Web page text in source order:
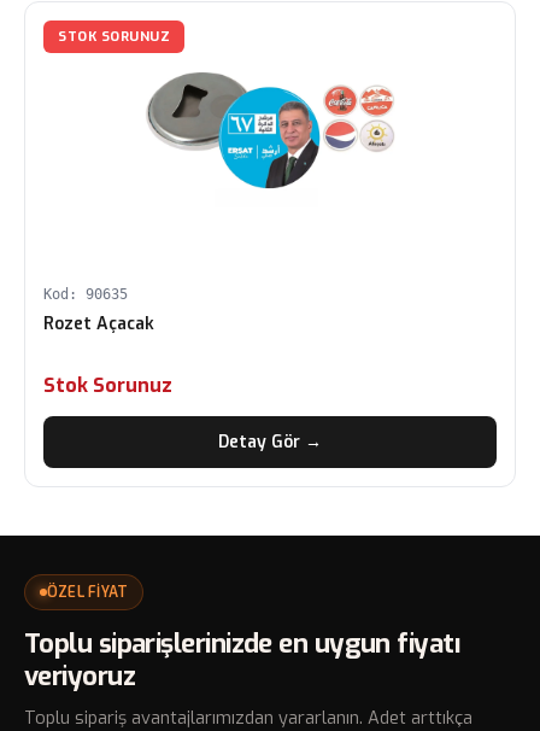
STOK SORUNUZ
Kod: 90635
Rozet Açacak
Stok Sorunuz
Detay Gör →
ÖZEL FİYAT
Toplu siparişlerinizde en uygun fiyatı
veriyoruz
Toplu sipariş avantajlarımızdan yararlanın. Adet arttıkça